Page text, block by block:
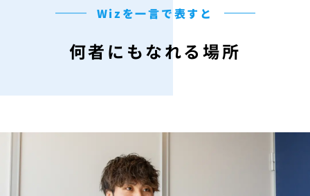
Wizを一言で表すと
何者にもなれる場所